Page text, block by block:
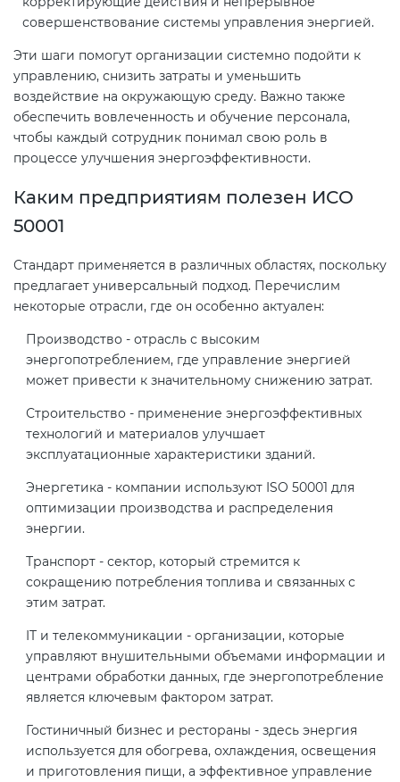
совершенствование системы управления энергией.
Эти шаги помогут организации системно подойти к
управлению, снизить затраты и уменьшить
воздействие на окружающую среду. Важно также
обеспечить вовлеченность и обучение персонала,
чтобы каждый сотрудник понимал свою роль в
процессе улучшения энергоэффективности.
Каким предприятиям полезен ИСО
50001
Стандарт применяется в различных областях, поскольку
предлагает универсальный подход. Перечислим
некоторые отрасли, где он особенно актуален:
Производство - отрасль с высоким
энергопотреблением, где управление энергией
может привести к значительному снижению затрат.
Строительство - применение энергоэффективных
технологий и материалов улучшает
эксплуатационные характеристики зданий.
Энергетика - компании используют ISO 50001 для
оптимизации производства и распределения
энергии.
Транспорт - сектор, который стремится к
сокращению потребления топлива и связанных с
этим затрат.
IT и телекоммуникации - организации, которые
управляют внушительными объемами информации и
центрами обработки данных, где энергопотребление
является ключевым фактором затрат.
Гостиничный бизнес и рестораны - здесь энергия
используется для обогрева, охлаждения, освещения
и приготовления пищи, а эффективное управление